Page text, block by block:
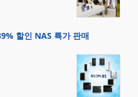
할인 NAS 특가 판매